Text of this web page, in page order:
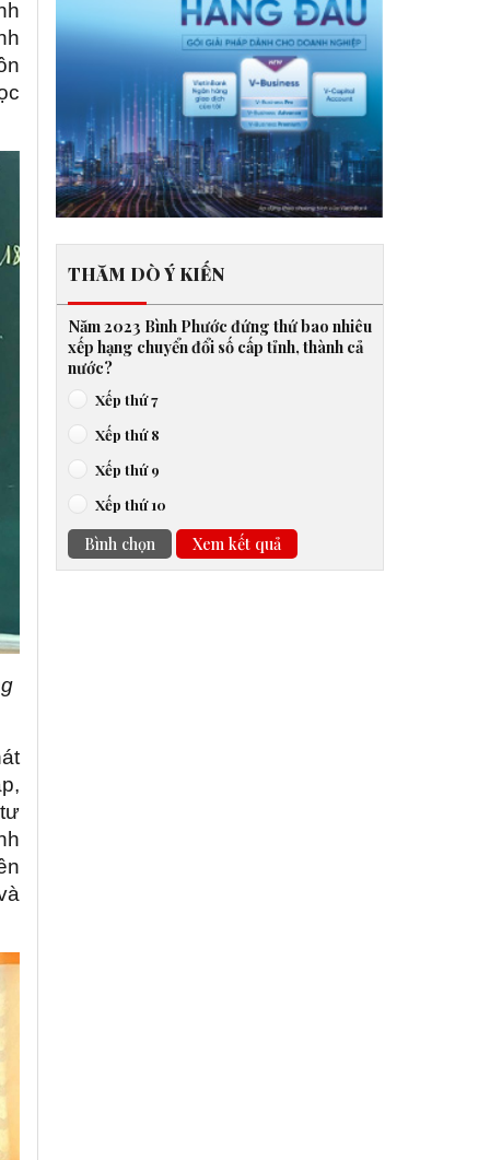
THĂM DÒ Ý KIẾN
Năm 2023 Bình Phước đứng thứ bao nhiêu
xếp hạng chuyển đổi số cấp tỉnh, thành cả
nước?
Xếp thứ 7
Xếp thứ 8
Xếp thứ 9
Xếp thứ 10
Bình chọn Xem kết quả